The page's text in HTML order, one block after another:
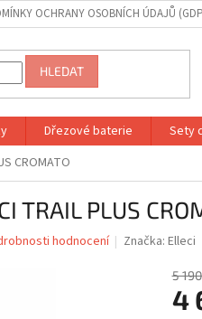
OCHRANY OSOBNÍCH ÚDAJŮ
HLEDAT
Dřezové baterie Sety
CROMATO
TRAIL PLUS
hodnocení Značka:Elleci
5
4